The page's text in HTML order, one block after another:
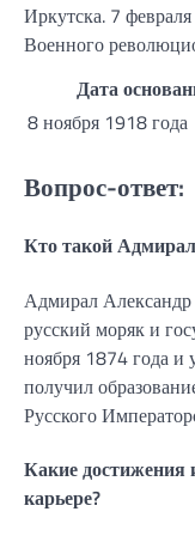
Иркутска. 7
Военного
Дата
8 ноября 1918 года
Вопрос-ответ:
Кто такой
Адмирал
русский моряк и
ноября 1874 года и
получил
Русского
Какие
карьере?